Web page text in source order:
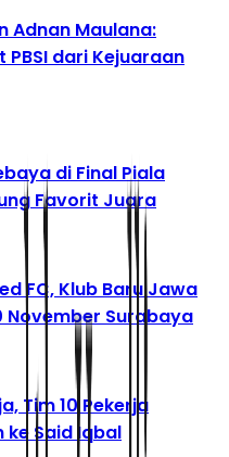
Adnan Maulana:
dari Kejuaraan
di Final Piala
Favorit Juara
FC, Klub Baru Jawa
November Surabaya
Tim 10 Pekerja
ke Said Iqbal